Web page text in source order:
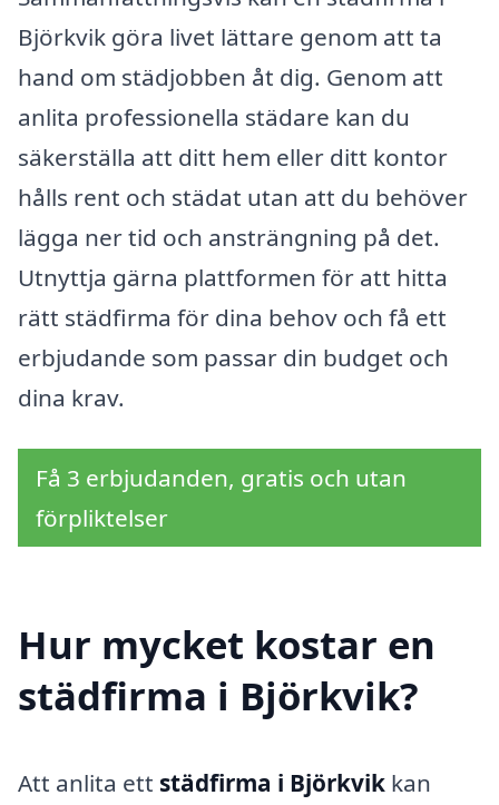
Björkvik göra livet lättare genom att ta
hand om städjobben åt dig. Genom att
anlita professionella städare kan du
säkerställa att ditt hem eller ditt kontor
hålls rent och städat utan att du behöver
lägga ner tid och ansträngning på det.
Utnyttja gärna plattformen för att hitta
rätt städfirma för dina behov och få ett
erbjudande som passar din budget och
dina krav.
Få 3 erbjudanden, gratis och utan
förpliktelser
Hur mycket kostar en
städfirma i Björkvik?
Att anlita ett städfirma i Björkvik kan